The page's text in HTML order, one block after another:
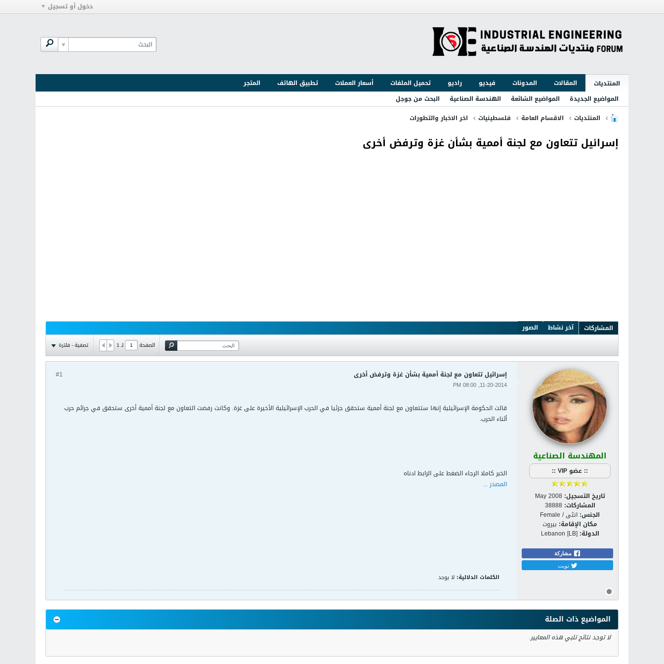
دخول أو تسجيل
المنتديات المقالات المدونات فيديو راديو تحميل الملفات أسعار العملات تطبيق الهاتف
المتجر
المواضيع الجديدة
المواضيع الشائعة الهندسة الصناعية
البحث من جوجل
المنتديات
الاقسام العامة فلسطينيات اخر الاخبار والتطورات
إسرائيل تتعاون مع لجنة أممية بشأن غزة وترفض أخرى
المشاركات آخر نشاط الصور
الصفحة لـ1 تصفية - فلترة
المهندسة الصناعية
:: عضو VIP ::
تاريخ التسجيل: May 2008
المشاركات: 38888
الجنس: انثى / Female
مكان الإقامة: بيروت
الدولة: Lebanon [LB]
مشاركة
تويت
#1 إسرائيل تتعاون مع لجنة أممية بشأن غزة وترفض أخرى
11-20-2014, 08:00 PM
قالت الحكومة الإسرائيلية إنها ستتعاون مع لجنة أممية ستحقق جزئيا في الحرب الإسرائيلية الأخيرة على غزة. وكانت رفضت التعاون مع لجنة أممية أخرى ستحقق في جرائم حرب
أثناء الحرب.
الخبر كاملا الرجاء الضغط على الرابط ادناه
المصدر ...
الكلمات الدلالية: لا يوجد
المواضيع ذات الصلة
لا توجد نتائج تلبي هذه المعايير.